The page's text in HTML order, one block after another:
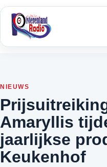
NIEUWS
Amaryllis
jaarlijkse
Keukenhof